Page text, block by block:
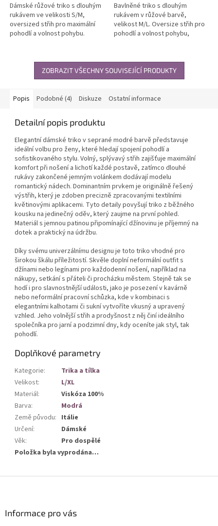
Dámské růžové triko s dlouhým
rukávem ve velikosti S/M,
oversized střih pro maximální
pohodlí a volnost pohybu.
předním...
Bavlněné triko s dlouhým
rukávem v růžové barvě,
velikost M/L. Oversize střih pro
pohodlí a volnost pohybu,
nošení...
ZOBRAZIT VŠECHNY SOUVISEJÍCÍ PRODUKTY
Popis Podobné (4) Diskuze Ostatní informace
Detailní popis produktu
Elegantní dámské triko v seprané modré barvě představuje
ideální volbu pro ženy, které hledají spojení pohodlí a
sofistikovaného stylu. Volný, splývavý střih zajišťuje maximální
komfort při nošení a lichotí každé postavě, zatímco dlouhé
rukávy zakončené jemným volánkem dodávají modelu
romantický nádech. Dominantním prvkem je originálně řešený
výstřih, který je zdoben precizně zpracovanými textilními
květinovými aplikacemi. Tyto detaily povyšují triko z běžného
kousku na jedinečný oděv, který zaujme na první pohled.
Materiál s jemnou patinou připomínající džínovinu je příjemný na
dotek a praktický na údržbu.
Díky svému univerzálnímu designu je toto triko vhodné pro
širokou škálu příležitostí. Skvěle doplní neformální outfit s
džínami nebo legínami pro každodenní nošení, například na
nákupy, setkání s přáteli či procházku městem. Stejně tak se
hodí i pro slavnostnější události, jako je posezení v kavárně
nebo neformální pracovní schůzka, kde v kombinaci s
elegantními kalhotami či sukní vytvoříte vkusný a upravený
vzhled. Jeho volnější střih a prodyšnost z něj činí ideálního
společníka pro jarní a podzimní dny, kdy oceníte jak styl, tak
pohodlí.
Doplňkové parametry
Kategorie:
Trika a tílka
Velikost:
L/XL
Materiál:
Viskóza 100%
Barva:
Modrá
Země původu: Itálie
Určení:
Dámské
Věk:
Pro dospělé
Položka byla vyprodána…
Informace pro vás